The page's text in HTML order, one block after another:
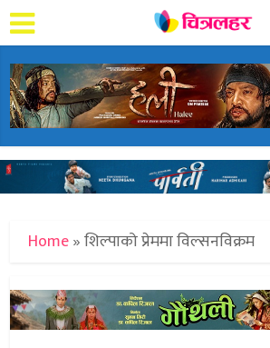
Home»शिल्पाको प्रेममा विल्सनविक्रम